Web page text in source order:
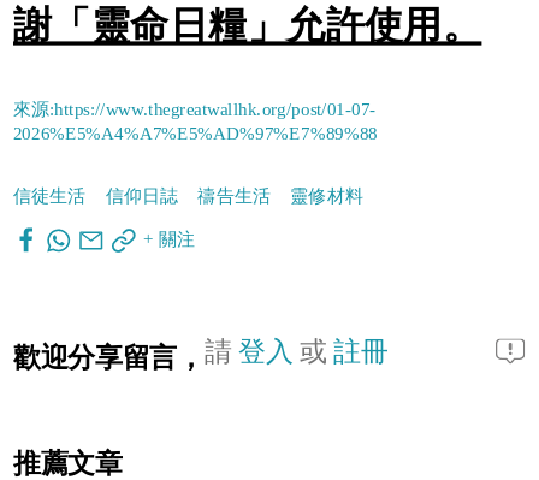
謝「靈命日糧」允許使用。
來源:https://www.thegreatwallhk.org/post/01-07-
2026%E5%A4%A7%E5%AD%97%E7%89%88
信徒生活 信仰日誌 禱告生活 靈修材料
+ 關注
歡迎分享留言， 請登入 或註冊
推薦文章